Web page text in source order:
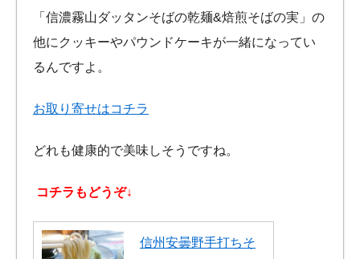
「信濃霧山ダッタンそばの乾麺&焙煎そばの実」の
他にクッキーやパウンドケーキが一緒になってい
るんですよ。
お取り寄せはコチラ
どれも健康的で美味しそうですね。
コチラもどうぞ↓
信州安曇野手打ちそ